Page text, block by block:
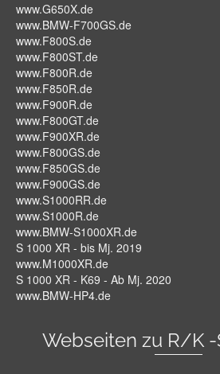
www.G650X.de
www.BMW-F700GS.de
www.F800S.de
www.F800ST.de
www.F800R.de
www.F850R.de
www.F900R.de
www.F800GT.de
www.F900XR.de
www.F800GS.de
www.F850GS.de
www.F900GS.de
www.S1000RR.de
www.S1000R.de
www.BMW-S1000XR.de
S 1000 XR - bis Mj. 2019
www.M1000XR.de
S 1000 XR - K69 - Ab Mj. 2020
www.BMW-HP4.de
Webseiten zu R/K